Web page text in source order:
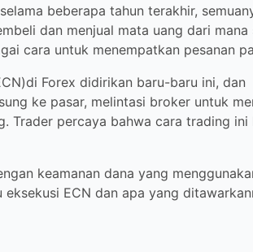
beberapa tahun terakhir, semuanya
mata uang dari mana saja. Selain itu,
pesanan pasar mereka.
Forex didirikan baru-baru ini, dan
untuk mendapatkan pergerakan
trading ini lebih baik daripada melalui
ECN dan apa yang ditawarkannya